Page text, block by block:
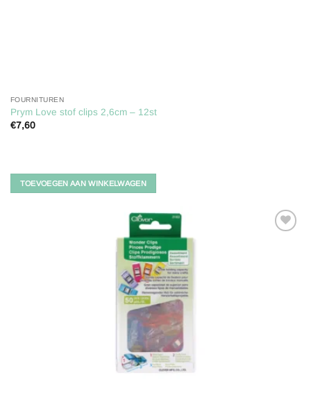
FOURNITUREN
Prym Love stof clips 2,6cm – 12st
€7,60
TOEVOEGEN AAN WINKELWAGEN